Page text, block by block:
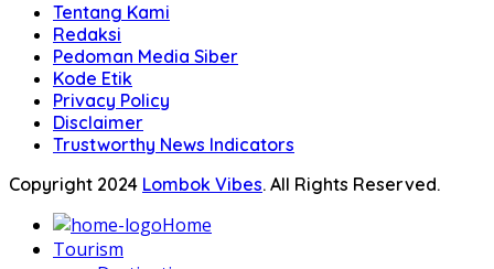
Tentang Kami
Redaksi
Pedoman Media Siber
Kode Etik
Privacy Policy
Disclaimer
Trustworthy News Indicators
Copyright 2024 Lombok Vibes. All Rights Reserved.
Home
Tourism